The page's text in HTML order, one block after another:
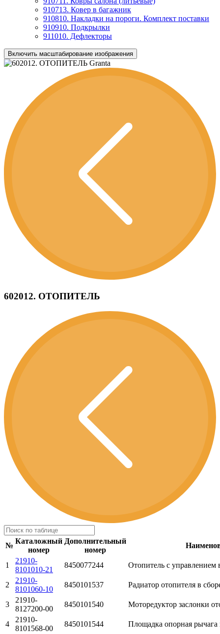
910713. Ковер в багажник
910810. Накладки на пороги. Комплект поставки
910910. Подкрылки
911010. Дефлекторы
Включить масштабирование изображения
602012. ОТОПИТЕЛЬ
№
Каталожный
номер
Дополнительный
номер
1
21910-
8101010-21
8450077244 Отопитель с управлением
2
21910-
8101060-10
8450101537 Радиатор отопителя в
3
21910-
8127200-00
8450101540 Моторедуктор заслонки
4
21910-
8101568-00
8450101544 Площадка опорная рычага